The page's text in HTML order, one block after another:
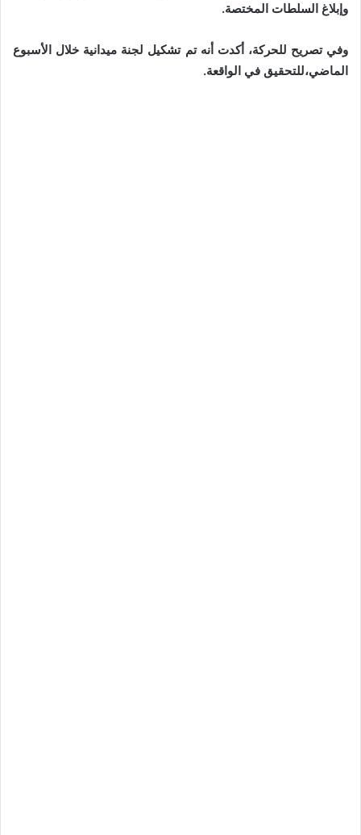
وإبلاغ السلطات المختصة.
وفي تصريح للحركة، أكدت أنه تم تشكيل لجنة ميدانية خلال الأسبوع
الماضي،للتحقيق في الواقعة.